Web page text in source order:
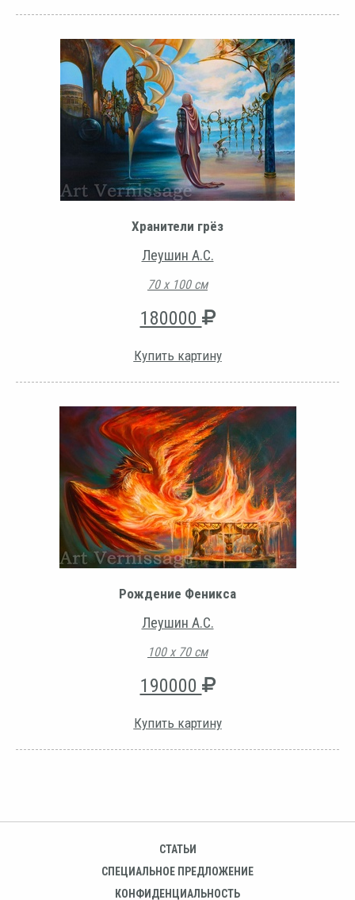
Хранители грёз
Леушин А.С.
70 х 100 см
180000
Купить картину
Рождение Феникcа
Леушин А.С.
100 х 70 см
190000
Купить картину
СТАТЬИ
СПЕЦИАЛЬНОЕ ПРЕДЛОЖЕНИЕ
КОНФИДЕНЦИАЛЬНОСТЬ